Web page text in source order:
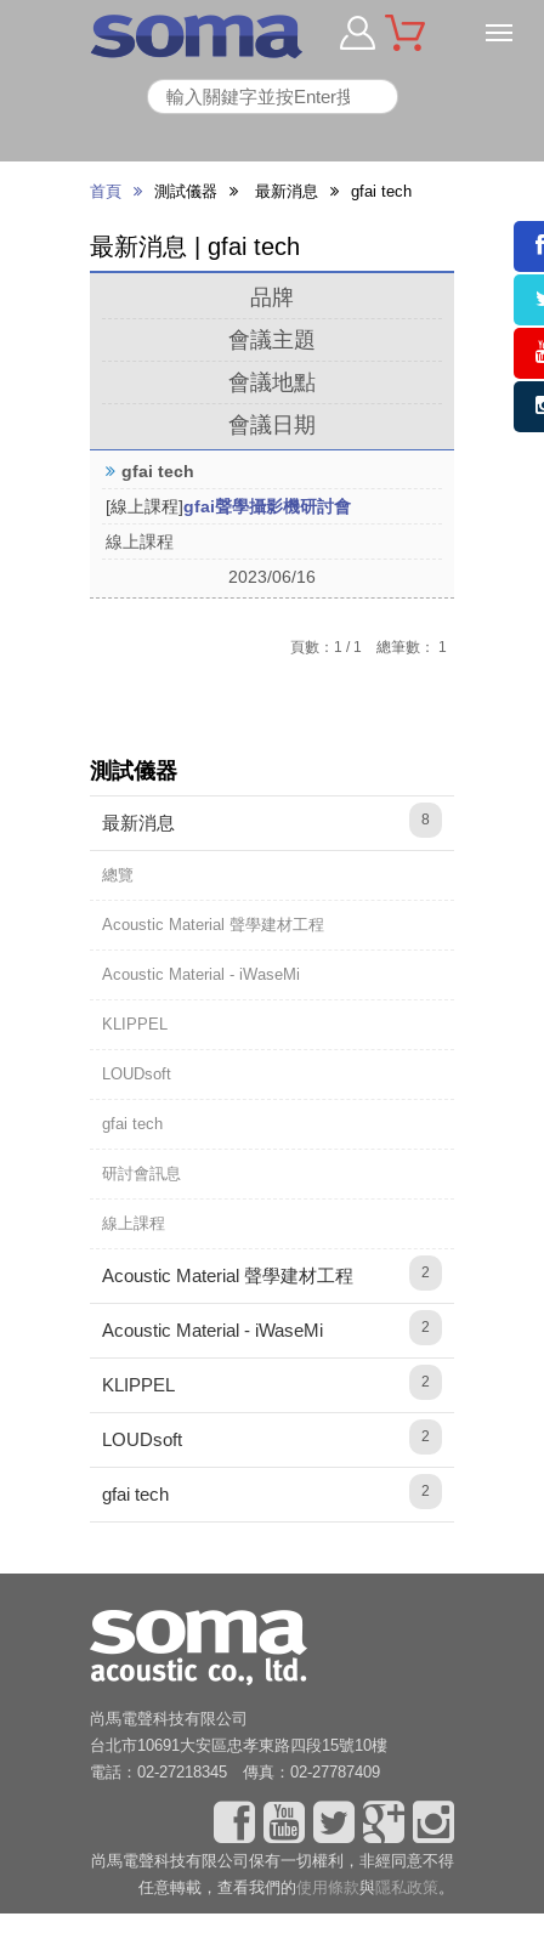
首頁 測試儀器 最新消息 gfai tech
最新消息 | gfai tech
品牌
會議主題
會議地點
會議日期
gfai tech
[線上課程]gfai聲學攝影機研討會
線上課程
2023/06/16
頁數：1 / 1 總筆數： 1
測試儀器
最新消息 8
總覽
Acoustic Material 聲學建材工程
Acoustic Material - iWaseMi
KLIPPEL
LOUDsoft
gfai tech
研討會訊息
線上課程
Acoustic Material 聲學建材工程 2
Acoustic Material - iWaseMi 2
KLIPPEL 2
LOUDsoft 2
gfai tech 2
尚馬電聲科技有限公司
台北市10691大安區忠孝東路四段15號10樓
電話：02-27218345 傳真：02-27787409
尚馬電聲科技有限公司保有一切權利，非經同意不得
任意轉載，查看我們的使用條款與隱私政策。